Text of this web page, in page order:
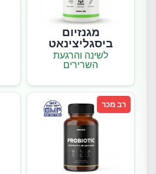
מגנזיום
ביסגליצינאט
לשינה והרגעת
השרירים
רב מכר